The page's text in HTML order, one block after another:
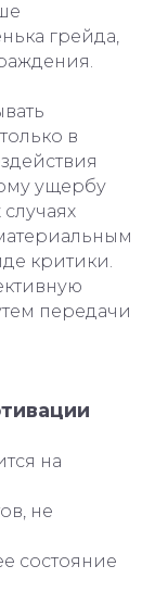
грейда,
в
ущербу
критики.
передачи
на
не
состояние